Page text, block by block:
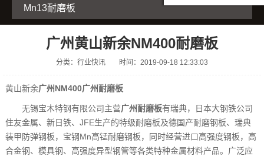
Mn13耐磨板
广州黄山新余NM400耐磨板
分类：行业快讯 时间：2019-09-18 12:33:03
黄山新余广州NM400广州耐磨板
无锡宝木特钢有限公司主营广州耐磨板有瑞典，日本大钢铁公司
住友金属、新日铁、JFE生产的特级耐磨板及德国产耐磨钢板、瑞典
装甲防弹钢板，宝钢Mn高锰耐磨钢板，同时经营进口高强度钢板，高
合金钢、模具钢、高强度异型钢管等各类特种金属材料产品。广泛应